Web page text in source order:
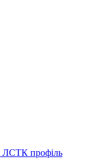
ЛСТК профіль